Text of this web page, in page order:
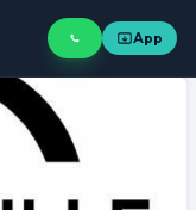
App